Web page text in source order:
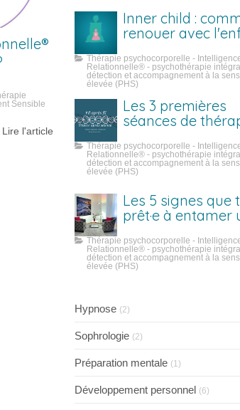
Sensible
Lire l'article
Inner child :
renouer avec
Thérapie psychocorporelle -
Relationnelle® - psychothérapie
détection et accompagnement à la
élevée (PHS)
Les 3 premières
séances de
vraiment
Thérapie psychocorporelle -
Relationnelle® - psychothérapie
détection et accompagnement à la
élevée (PHS)
Les 5 signes que
prêt·e à entamer
Thérapie psychocorporelle -
Relationnelle® - psychothérapie
détection et accompagnement à la
élevée (PHS)
Hypnose (2)
Sophrologie (2)
Préparation mentale (1)
Développement personnel (6)